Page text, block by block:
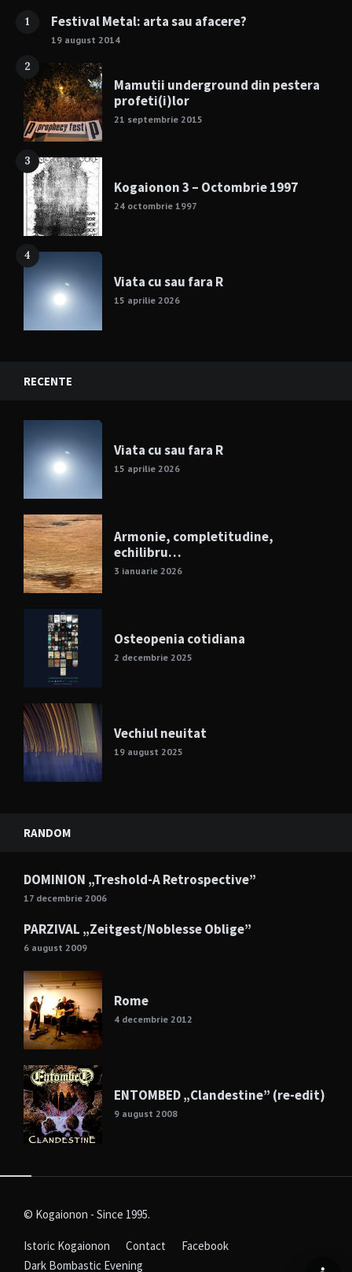
1 Festival Metal: arta sau afacere?
19 august 2014
2
Mamutii underground din pestera
profeti(i)lor
21 septembrie 2015
3
Kogaionon 3 – Octombrie 1997
24 octombrie 1997
4
Viata cu sau fara R
15 aprilie 2026
RECENTE
Viata cu sau fara R
15 aprilie 2026
Armonie, completitudine,
echilibru…
3 ianuarie 2026
Osteopenia cotidiana
2 decembrie 2025
Vechiul neuitat
19 august 2025
RANDOM
DOMINION „Treshold-A Retrospective”
17 decembrie 2006
PARZIVAL „Zeitgest/Noblesse Oblige”
6 august 2009
Rome
4 decembrie 2012
ENTOMBED „Clandestine” (re-edit)
9 august 2008
© Kogaionon - Since 1995.
Istoric Kogaionon Contact
Facebook
Dark Bombastic Evening